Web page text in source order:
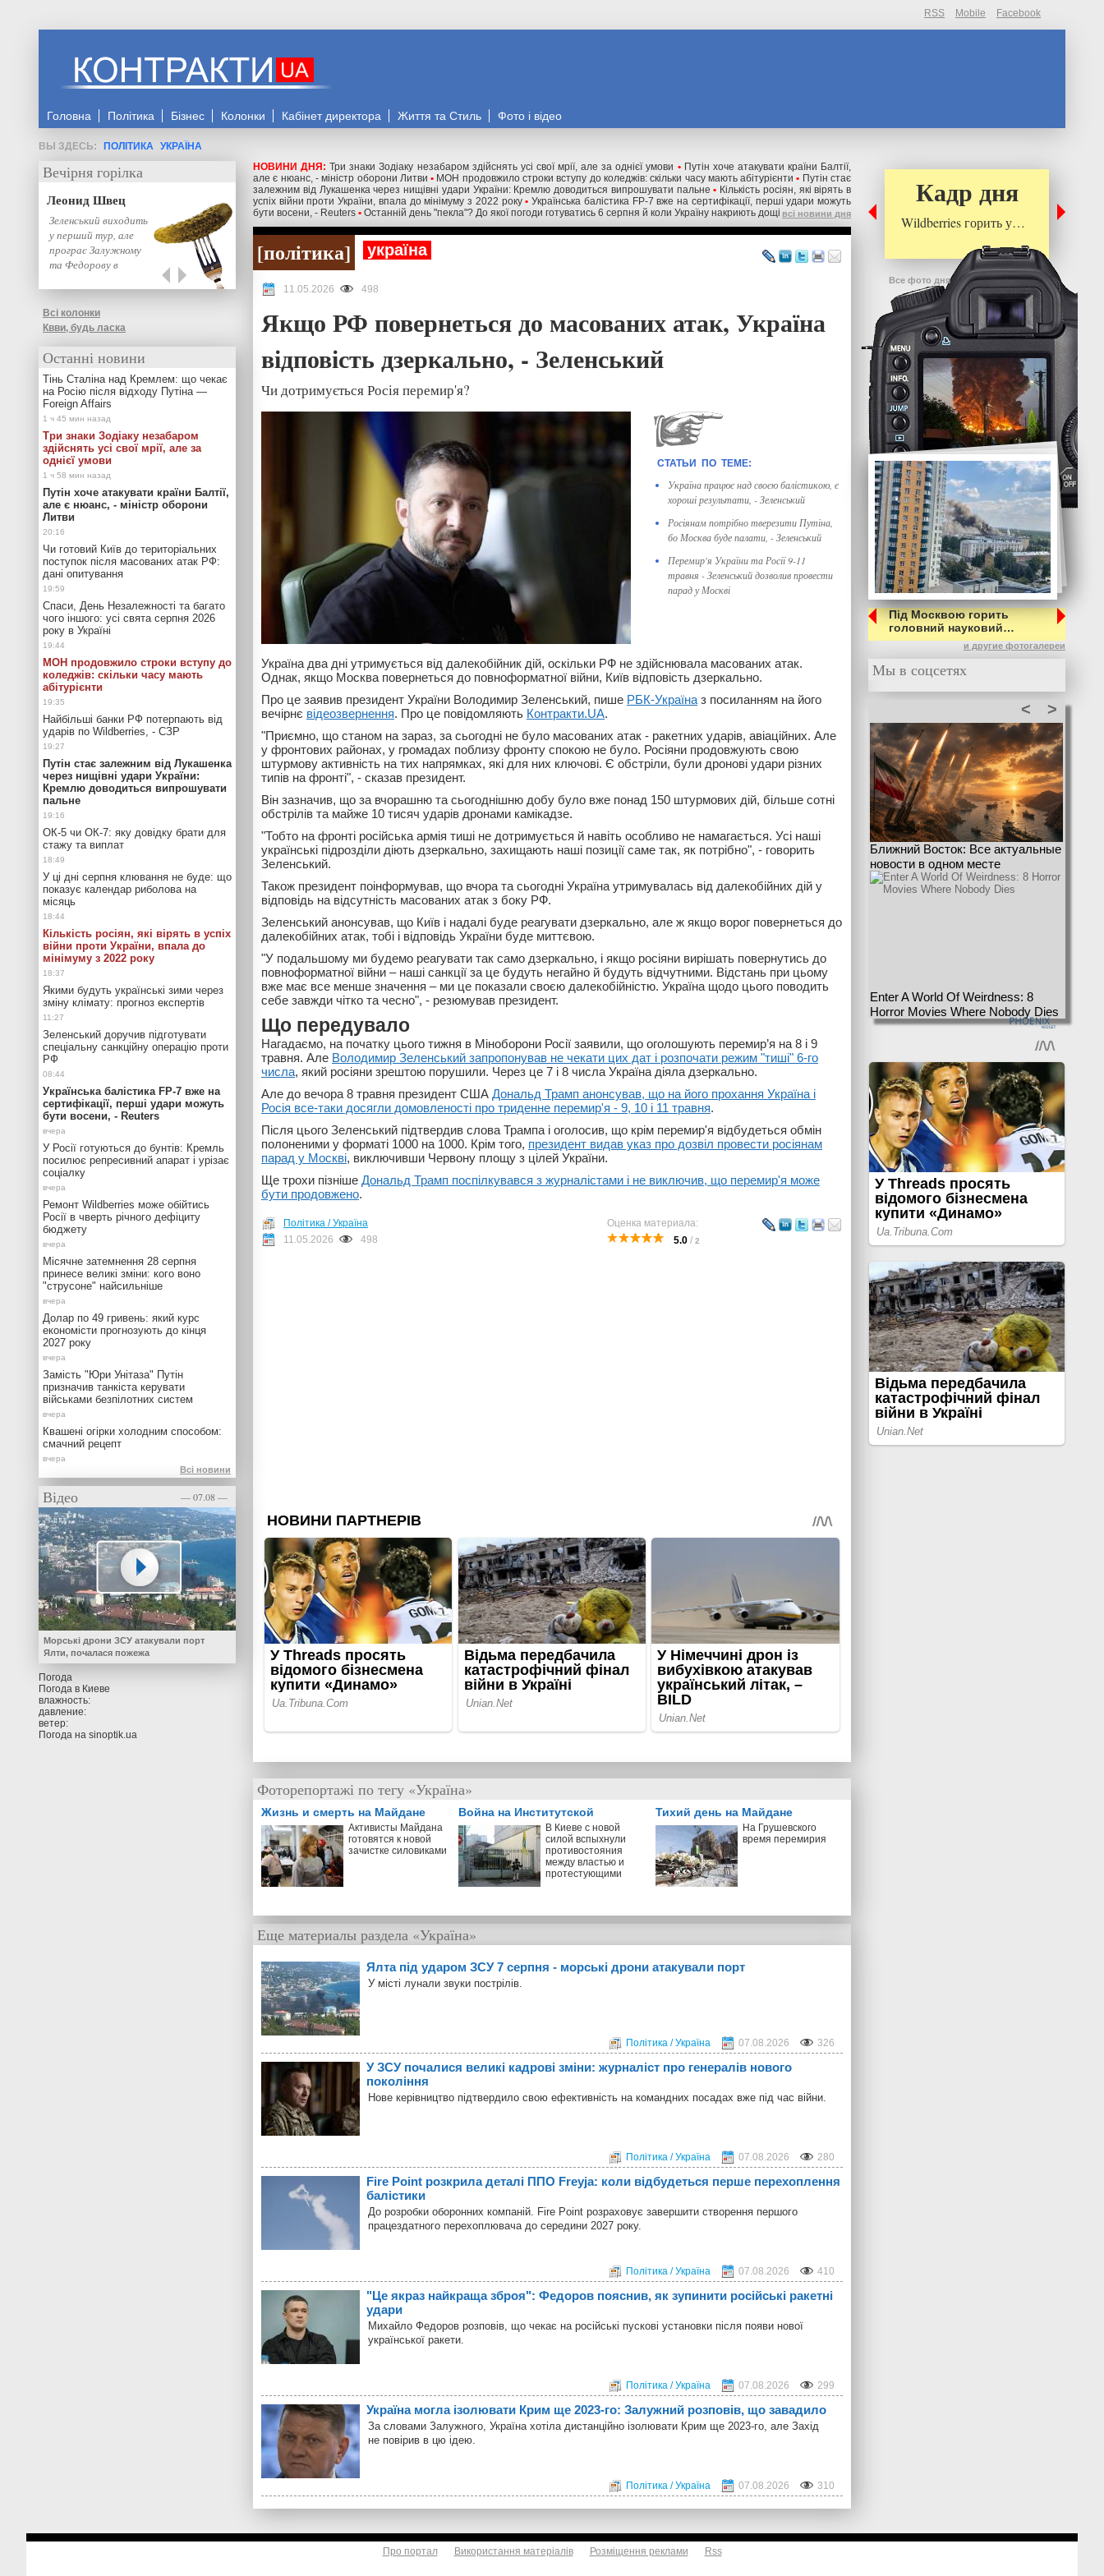
RSS Mobile Facebook
Головна Політика Бізнес Колонки Кабінет директора Життя та Стиль Фото і відео
ПОЛІТИКА УКРАЇНА
НОВИНИ ДНЯ:Три знаки Зодіаку незабаром здійснять усі свої мрії, але за однієї умови • Путін хоче атакувати країни Балтії,
але є нюанс, - міністр оборони Литви • МОН продовжило строки вступу до коледжів: скільки часу мають абітурієнти • Путін стає
залежним від Лукашенка через нищівні удари України: Кремлю доводиться випрошувати пальне • Кількість росіян, які вірять в
успіх війни проти України, впала до мінімуму з 2022 року • Українська балістика FP-7 вже на сертифікації, перші удари можуть
бути восени, - Reuters • Останній день "пекла"? До якої погоди готуватись 6 серпня й коли Україну накриють дощі всі новини дня
політика україна
11.05.2026 498
Якщо РФ повернеться до масованих атак, Україна
відповість дзеркально, - Зеленський
Чи дотримується Росія перемир'я?
Україна працює над своєю балістикою, є
хороші результати, - Зеленський
Росіянам потрібно тверезити Путіна,
бо Москва буде палати, - Зеленський
Перемир'я України та Росії 9-11
травня - Зеленський дозволив провести
парад у Москві
Україна два дні утримується від далекобійник дій, оскільки РФ не здійснювала масованих атак.
Однак, якщо Москва повернеться до повноформатної війни, Київ відповість дзеркально.
Про це заявив президент України Володимир Зеленський, пише РБК-Україна з посиланням на його
вечірнє відеозвернення. Про це повідомляють Контракти.UA.
"Приємно, що станом на зараз, за сьогодні не було масованих атак - ракетних ударів, авіаційних. Але
у фронтових районах, у громадах поблизу фронту спокою не було. Росіяни продовжують свою
штурмову активність на тих напрямках, які для них ключові. Є обстріли, були дронові удари різних
типів на фронті", - сказав президент.
Він зазначив, що за вчорашню та сьогоднішню добу було вже понад 150 штурмових дій, більше сотні
обстрілів та майже 10 тисяч ударів дронами камікадзе.
"Тобто на фронті російська армія тиші не дотримується й навіть особливо не намагається. Усі наші
українські підрозділи діють дзеркально, захищають наші позиції саме так, як потрібно", - говорить
Зеленський.
Також президент поінформував, що вчора та сьогодні Україна утримувалась від далекобійних дій у
відповідь на відсутність масованих атак з боку РФ.
Зеленський анонсував, що Київ і надалі буде реагувати дзеркально, але ж якщо ворог повернеться до
далекобійних атак, тобі і відповідь України буде миттєвою.
"У подальшому ми будемо реагувати так само дзеркально, і якщо росіяни вирішать повернутись до
повноформатної війни – наші санкції за це будуть негайно й будуть відчутними. Відстань при цьому
вже має все менше значення – ми це показали своєю далекобійністю. Україна щодо цього поводить
себе завжди чітко та чесно", - резюмував президент.
Що передувало
Нагадаємо, на початку цього тижня в Міноборони Росії заявили, що оголошують перемир’я на 8 і 9
травня. Але Володимир Зеленський запропонував не чекати цих дат і розпочати режим "тиші" 6-го
числа, який росіяни зрештою порушили. Через це 7 і 8 числа Україна діяла дзеркально.
Але до вечора 8 травня президент США Дональд Трамп анонсував, що на його прохання Україна і
Росія все-таки досягли домовленості про триденне перемир'я - 9, 10 і 11 травня.
Після цього Зеленський підтвердив слова Трампа і оголосив, що крім перемир'я відбудеться обмін
полоненими у форматі 1000 на 1000. Крім того, президент видав указ про дозвіл провести росіянам
парад у Москві, виключивши Червону площу з цілей України.
Ще трохи пізніше Дональд Трамп поспілкувався з журналістами і не виключив, що перемир'я може
бути продовжено.
Оценка материала:
5.0 / 2
Політика / Україна
11.05.2026
498
Фоторепортажі по тегу «Україна»
Жизнь и смерть на Майдане
Активисты Майдана
готовятся к новой
зачистке силовиками
Война на Институтской
В Киеве с новой
силой вспыхнули
противостояния
между властью и
протестующими
Тихий день на Майдане
На Грушевского
время перемирия
Еще материалы раздела «Україна»
Ялта під ударом ЗСУ 7 серпня - морські дрони атакували порт
У місті лунали звуки пострілів.
Політика / Україна 07.08.2026 326
У ЗСУ почалися великі кадрові зміни: журналіст про генералів нового
покоління
Нове керівництво підтвердило свою ефективність на командних посадах вже під час війни.
Політика / Україна 07.08.2026 280
Fire Point розкрила деталі ППО Freyja: коли відбудеться перше перехоплення
балістики
До розробки оборонних компаній. Fire Point розраховує завершити створення першого
працездатного перехоплювача до середини 2027 року.
Політика / Україна 07.08.2026 410
"Це якраз найкраща зброя": Федоров пояснив, як зупинити російські ракетні
удари
Михайло Федоров розповів, що чекає на російські пускові установки після появи нової
української ракети.
Політика / Україна 07.08.2026 299
Україна могла ізолювати Крим ще 2023-го: Залужний розповів, що завадило
За словами Залужного, Україна хотіла дистанційно ізолювати Крим ще 2023-го, але Захід
не повірив в цю ідею.
Політика / Україна 07.08.2026 310
Вечірня горілка
Леонид Швец
Зеленський виходить
у перший тур, але
програє Залужному
та Федорову в
Всі колонки
Квви, будь ласка
Останні новини
Тінь Сталіна над Кремлем: що чекає
на Росію після відходу Путіна —
Foreign Affairs
Три знаки Зодіаку незабаром
здійснять усі свої мрії, але за
однієї умови
Путін хоче атакувати країни Балтії,
але є нюанс, - міністр оборони
Литви
Чи готовий Київ до територіальних
поступок після масованих атак РФ:
дані опитування
Спаси, День Незалежності та багато
чого іншого: усі свята серпня 2026
року в Україні
МОН продовжило строки вступу до
коледжів: скільки часу мають
абітурієнти
Найбільші банки РФ потерпають від
ударів по Wildberries, - СЗР
Путін стає залежним від Лукашенка
через нищівні удари України:
Кремлю доводиться випрошувати
пальне
ОК-5 чи ОК-7: яку довідку брати для
стажу та виплат
У ці дні серпня клювання не буде: що
показує календар риболова на
місяць
Кількість росіян, які вірять в успіх
війни проти України, впала до
мінімуму з 2022 року
Якими будуть українські зими через
зміну клімату: прогноз експертів
Зеленський доручив підготувати
спеціальну санкційну операцію проти
РФ
Українська балістика FP-7 вже на
сертифікації, перші удари можуть
бути восени, - Reuters
У Росії готуються до бунтів: Кремль
посилює репресивний апарат і урізає
соціалку
Ремонт Wildberries може обійтись
Росії в чверть річного дефіциту
бюджету
Місячне затемнення 28 серпня
принесе великі зміни: кого воно
"струсоне" найсильніше
Долар по 49 гривень: який курс
економісти прогнозують до кінця
2027 року
Замість "Юри Унітаза" Путін
призначив танкіста керувати
військами безпілотних систем
Квашені огірки холодним способом:
смачний рецепт
Всі новини
Відео — 07.08 —
Морські дрони ЗСУ атакували порт
Ялти, почалася пожежа
Погода
Погода в Киеве
влажность:
давление:
ветер:
Погода на sinoptik.ua
Кадр дня
Wildberries горить у…
Все фото дня
Під Москвою горить
головний науковий…
и другие фотогалереи
Мы в соцсетях
>
<
Ближний Восток: Все актуальные
новости в одном месте
Enter A World Of Weirdness: 8
Horror Movies Where Nobody Dies
Про портал Використання матеріалів Розміщення реклами Rss